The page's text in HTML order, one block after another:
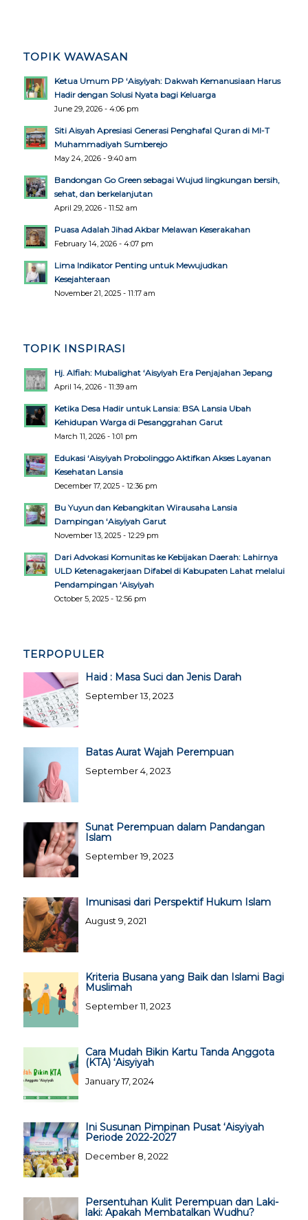
TOPIK WAWASAN
Ketua Umum PP ‘Aisyiyah: Dakwah Kemanusiaan Harus
Hadir dengan Solusi Nyata bagi Keluarga
June 29, 2026 - 4:06 pm
Siti Aisyah Apresiasi Generasi Penghafal Quran di MI-T
Muhammadiyah Sumberejo
May 24, 2026 - 9:40 am
Bandongan Go Green sebagai Wujud lingkungan bersih,
sehat, dan berkelanjutan
April 29, 2026 - 11:52 am
Puasa Adalah Jihad Akbar Melawan Keserakahan
February 14, 2026 - 4:07 pm
Lima Indikator Penting untuk Mewujudkan
Kesejahteraan
November 21, 2025 - 11:17 am
TOPIK INSPIRASI
Hj. Alfiah: Mubalighat ‘Aisyiyah Era Penjajahan Jepang
April 14, 2026 - 11:39 am
Ketika Desa Hadir untuk Lansia: BSA Lansia Ubah
Kehidupan Warga di Pesanggrahan Garut
March 11, 2026 - 1:01 pm
Edukasi ‘Aisyiyah Probolinggo Aktifkan Akses Layanan
Kesehatan Lansia
December 17, 2025 - 12:36 pm
Bu Yuyun dan Kebangkitan Wirausaha Lansia
Dampingan ‘Aisyiyah Garut
November 13, 2025 - 12:29 pm
Dari Advokasi Komunitas ke Kebijakan Daerah: Lahirnya
ULD Ketenagakerjaan Difabel di Kabupaten Lahat melalui
Pendampingan ‘Aisyiyah
October 5, 2025 - 12:56 pm
TERPOPULER
Haid : Masa Suci dan Jenis Darah
September 13, 2023
Batas Aurat Wajah Perempuan
September 4, 2023
Sunat Perempuan dalam Pandangan
Islam
September 19, 2023
Imunisasi dari Perspektif Hukum Islam
August 9, 2021
Kriteria Busana yang Baik dan Islami Bagi
Muslimah
September 11, 2023
Cara Mudah Bikin Kartu Tanda Anggota
(KTA) ‘Aisyiyah
January 17, 2024
Ini Susunan Pimpinan Pusat ‘Aisyiyah
Periode 2022-2027
December 8, 2022
Persentuhan Kulit Perempuan dan Laki-
laki: Apakah Membatalkan Wudhu?